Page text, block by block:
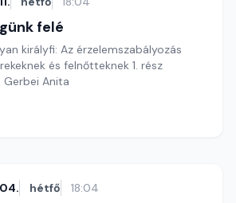
felé
királyfi: Az érzelemszabályozás
és felnőtteknek 1. rész
Gerbei Anita
hétfő 18:04